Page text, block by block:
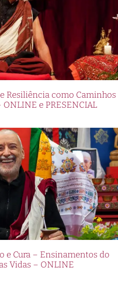
Resiliência como Caminhos
e PRESENCIAL
e Cura – Ensinamentos do
Vidas – ONLINE